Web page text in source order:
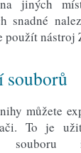
jiných
snadné
použít
souborů
můžete
To je